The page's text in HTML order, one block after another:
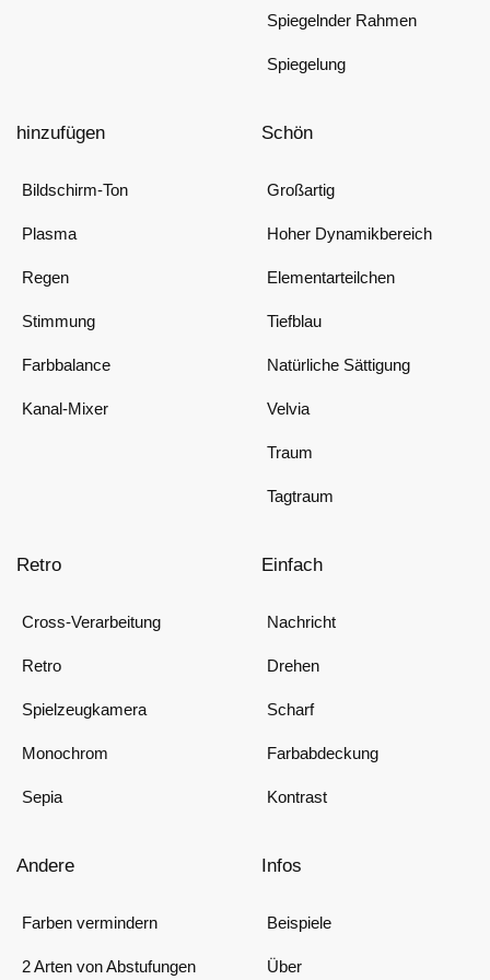
Spiegelnder Rahmen
Spiegelung
hinzufügen
Bildschirm-Ton
Plasma
Regen
Stimmung
Farbbalance
Kanal-Mixer
Schön
Großartig
Hoher Dynamikbereich
Elementarteilchen
Tiefblau
Natürliche Sättigung
Velvia
Traum
Tagtraum
Retro
Cross-Verarbeitung
Retro
Spielzeugkamera
Monochrom
Sepia
Einfach
Nachricht
Drehen
Scharf
Farbabdeckung
Kontrast
Andere
Farben vermindern
2 Arten von Abstufungen
Infos
Beispiele
Über